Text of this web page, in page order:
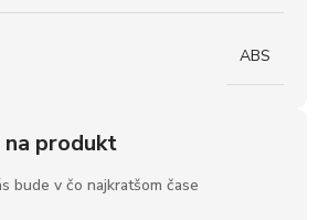
ABS
produkt
bude v čo najkratšom čase